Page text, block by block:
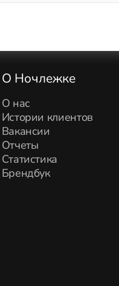
О Ночлежке
О нас
Истории клиентов
Вакансии
Отчеты
Статистика
Брендбук